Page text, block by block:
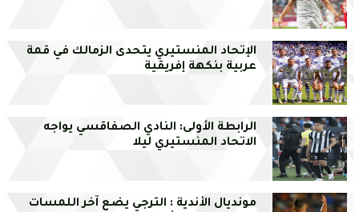
الإتحاد المنستيري يتحدى الزمالك في قمة
عربية بنكهة إفريقية
الرابطة الأولى: النادي الصفاقسي يواجه
الاتحاد المنستيري ليلا
مونديال الأندية : الترجي يضع آخر اللمسات